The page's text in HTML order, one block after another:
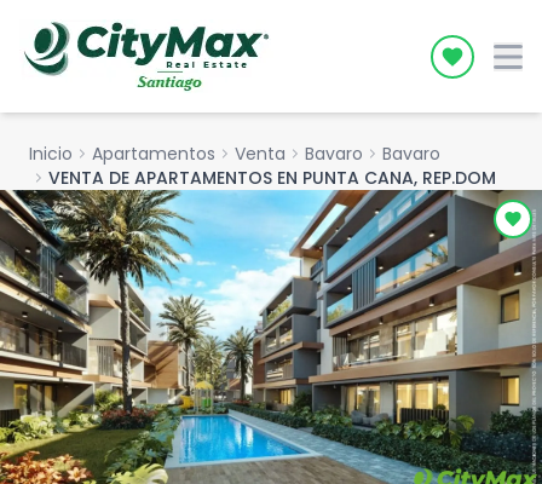
Icon
Inicio chevron_right Apartamentos chevron_right Venta chevron_right Bavaro chevron_right Bavaro
chevron_right VENTA DE APARTAMENTOS EN PUNTA CANA, REP.DOM